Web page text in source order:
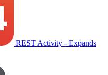
REST Activity - Expands